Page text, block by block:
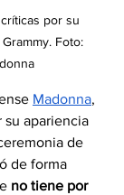
por su
Foto:
Madonna,
apariencia
de
de forma
no tiene por